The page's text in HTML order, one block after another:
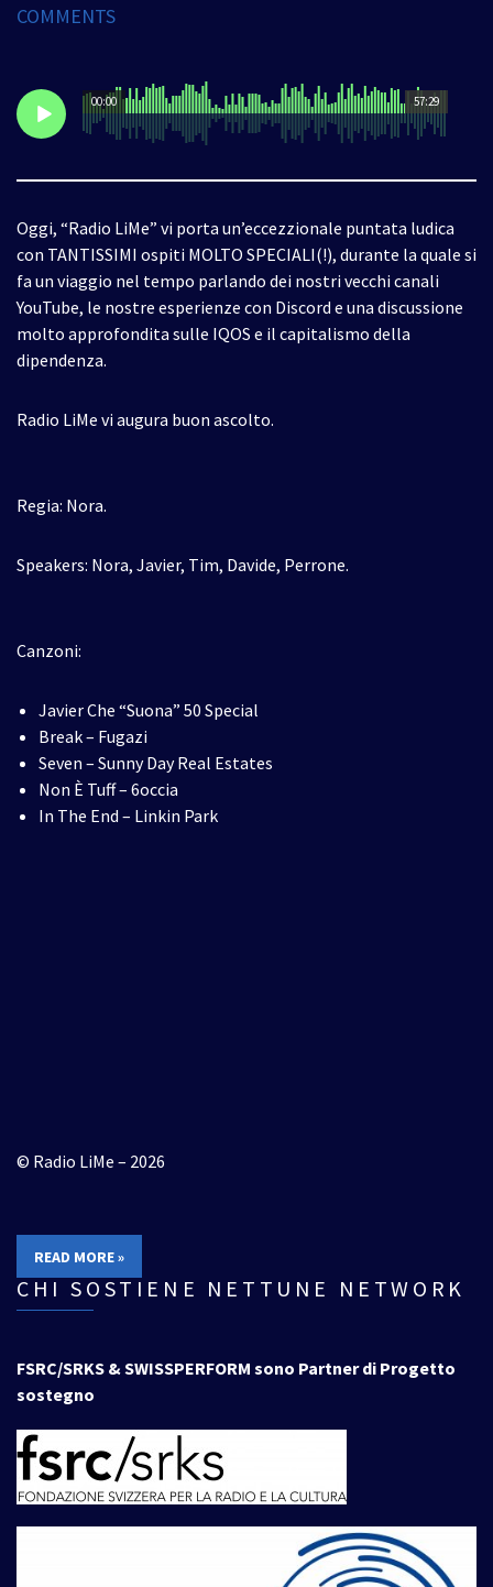
COMMENTS
57:29
00:00
Oggi, “Radio LiMe” vi porta un’eccezzionale puntata ludica
con TANTISSIMI ospiti MOLTO SPECIALI(!), durante la quale si
fa un viaggio nel tempo parlando dei nostri vecchi canali
YouTube, le nostre esperienze con Discord e una discussione
molto approfondita sulle IQOS e il capitalismo della
dipendenza.
Radio LiMe vi augura buon ascolto.
Regia: Nora.
Speakers: Nora, Javier, Tim, Davide, Perrone.
Canzoni:
Javier Che “Suona” 50 Special
Break – Fugazi
Seven – Sunny Day Real Estates
Non È Tuff – 6occia
In The End – Linkin Park
© Radio LiMe – 2026
READ MORE »
CHI SOSTIENE NETTUNE NETWORK
FSRC/SRKS & SWISSPERFORM sono Partner di Progetto
sostegno